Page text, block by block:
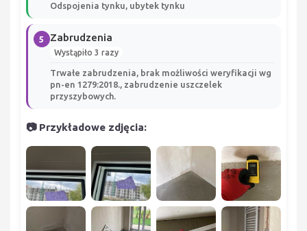
Odspojenia tynku, ubytek tynku
5 Zabrudzenia
Wystąpiło 3 razy
Trwałe zabrudzenia, brak możliwości weryfikacji wg
pn-en 1279:2018., zabrudzenie uszczelek
przyszybowych.
📷 Przykładowe zdjęcia: